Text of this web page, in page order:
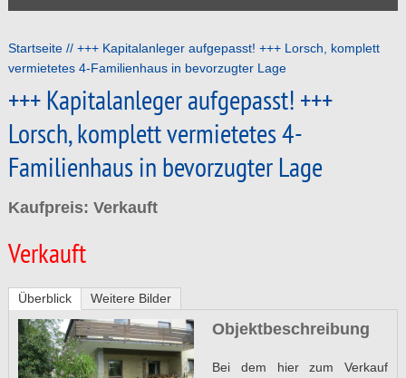
Startseite
+++ Kapitalanleger aufgepasst! +++ Lorsch, komplett
vermietetes 4-Familienhaus in bevorzugter Lage
+++ Kapitalanleger aufgepasst! +++
Lorsch, komplett vermietetes 4-
Familienhaus in bevorzugter Lage
Kaufpreis: Verkauft
Verkauft
Überblick Weitere Bilder
Objektbeschreibung
Bei dem hier zum Verkauf